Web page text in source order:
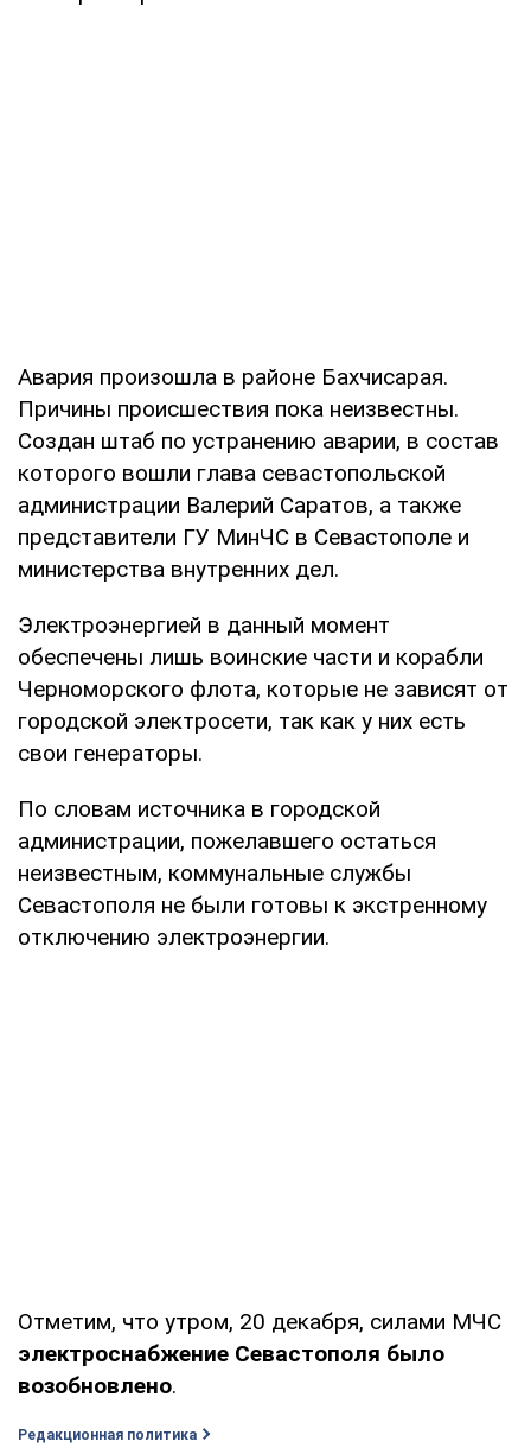
Авария произошла в районе Бахчисарая.
Причины происшествия пока неизвестны.
Создан штаб по устранению аварии, в состав
которого вошли глава севастопольской
администрации Валерий Саратов, а также
представители ГУ МинЧС в Севастополе и
министерства внутренних дел.
Электроэнергией в данный момент
обеспечены лишь воинские части и корабли
Черноморского флота, которые не зависят от
городской электросети, так как у них есть
свои генераторы.
По словам источника в городской
администрации, пожелавшего остаться
неизвестным, коммунальные службы
Севастополя не были готовы к экстренному
отключению электроэнергии.
Отметим, что утром, 20 декабря, силами МЧС
электроснабжение Севастополя было
возобновлено.
Редакционная политика